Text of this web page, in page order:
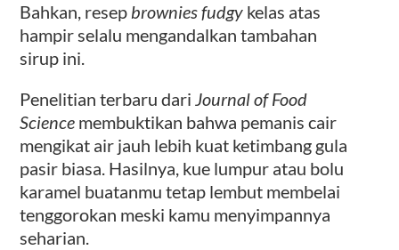
Bahkan, resep brownies fudgy kelas atas
hampir selalu mengandalkan tambahan
sirup ini.
Penelitian terbaru dariJournal of Food
Science membuktikan bahwa pemanis cair
mengikat air jauh lebih kuat ketimbang gula
pasir biasa. Hasilnya, kue lumpur atau bolu
karamel buatanmu tetap lembut membelai
tenggorokan meski kamu menyimpannya
seharian.